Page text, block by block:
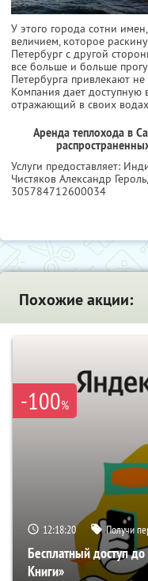
У этого города сотни
величием, которое
Петербург с другой
все больше и больше
Петербурга привлекают
Компания дает доступную
отражающий в своих
Аренда теплохода в
Услуги предоставляет:
Чистяков Александр
305784712600034
Похожие акции:
-100%
12:18:18 Получи
Бесплатный доступ
Книги»